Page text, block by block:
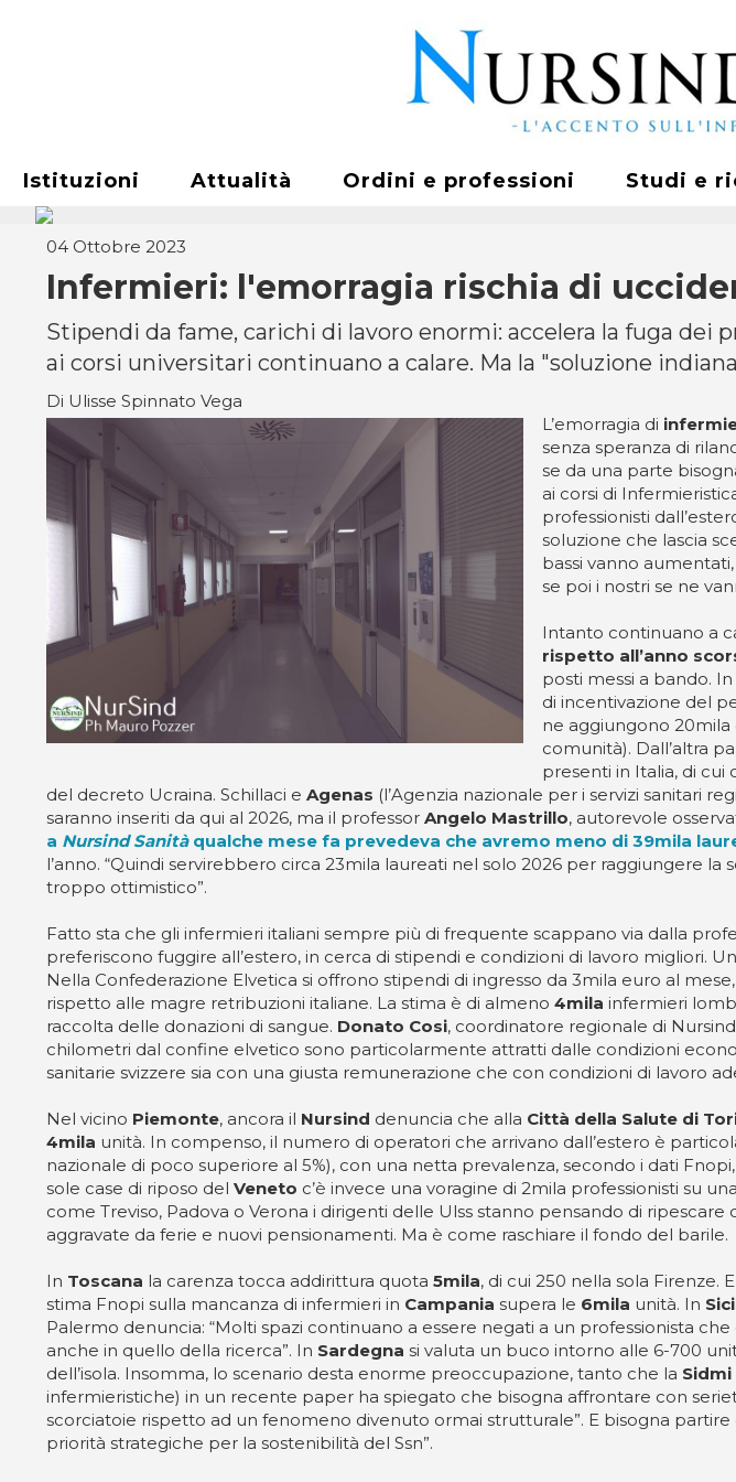
Istituzioni Attualità Ordini e professioni Studi e
04 Ottobre 2023
Infermieri: l'emorragia rischia di
Stipendi da fame, carichi di lavoro enormi: accelera la fuga
ai corsi universitari continuano a calare. Ma la "soluzione
Di Ulisse Spinnato Vega
L’emorragia di
senza speranza di
se da una parte
ai corsi di
professionisti
soluzione che lascia
bassi vanno
se poi i nostri se ne
Intanto continuano a
rispetto all’anno
posti messi a bando.
di incentivazione del
ne aggiungono 20mila
comunità). Dall’altra
presenti in Italia, di cui
del decreto Ucraina. Schillaci e Agenas (l’Agenzia nazionale per i servizi sanitari
saranno inseriti da qui al 2026, ma il professor Angelo Mastrillo, autorevole
a Nursind Sanitàqualche mese fa prevedeva che avremo meno di 39mila
l’anno. “Quindi servirebbero circa 23mila laureati nel solo 2026 per raggiungere
troppo ottimistico”.
Fatto sta che gli infermieri italiani sempre più di frequente scappano via dalla
preferiscono fuggire all’estero, in cerca di stipendi e condizioni di lavoro migliori.
Nella Confederazione Elvetica si offrono stipendi di ingresso da 3mila euro al
rispetto alle magre retribuzioni italiane. La stima è di almeno 4mila infermieri
raccolta delle donazioni di sangue. Donato Cosi, coordinatore regionale di
chilometri dal confine elvetico sono particolarmente attratti dalle condizioni
sanitarie svizzere sia con una giusta remunerazione che con condizioni di lavoro
Nel vicino Piemonte, ancora il Nursind denuncia che alla Città della Salute di
4mila unità. In compenso, il numero di operatori che arrivano dall’estero è
nazionale di poco superiore al 5%), con una netta prevalenza, secondo i dati
sole case di riposo del Veneto c’è invece una voragine di 2mila professionisti su
come Treviso, Padova o Verona i dirigenti delle Ulss stanno pensando di
aggravate da ferie e nuovi pensionamenti. Ma è come raschiare il fondo del barile.
In Toscana la carenza tocca addirittura quota 5mila, di cui 250 nella sola Firenze.
stima Fnopi sulla mancanza di infermieri in Campania supera le 6mila unità. In
Palermo denuncia: “Molti spazi continuano a essere negati a un professionista
anche in quello della ricerca”. In Sardegna si valuta un buco intorno alle 6-700
dell’isola. Insomma, lo scenario desta enorme preoccupazione, tanto che la Sidmi
infermieristiche) in un recente paper ha spiegato che bisogna affrontare con
scorciatoie rispetto ad un fenomeno divenuto ormai strutturale”. E bisogna
priorità strategiche per la sostenibilità del Ssn”.